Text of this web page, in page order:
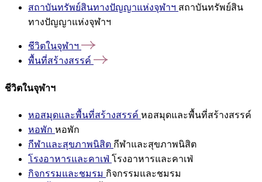
สถาบันทรัพย์สินทางปัญญาแห่งจุฬาฯ สถาบันทรัพย์สิน
ทางปัญญาแห่งจุฬาฯ
ชีวิตในจุฬาฯ
พื้นที่สร้างสรรค์
ชีวิตในจุฬาฯ
หอสมุดและพื้นที่สร้างสรรค์ หอสมุดและพื้นที่สร้างสรรค์
หอพัก หอพัก
กีฬาและสุขภาพนิสิต กีฬาและสุขภาพนิสิต
โรงอาหารและคาเฟ่ โรงอาหารและคาเฟ่
กิจกรรมและชมรม กิจกรรมและชมรม